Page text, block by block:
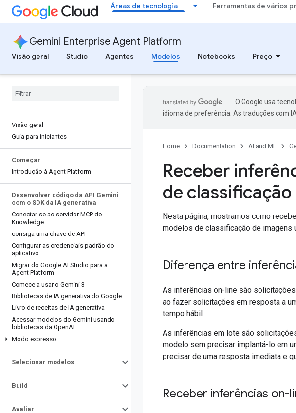
Áreas de tecnologia Ferramentas de vários
Gemini Enterprise Agent Platform
Visão geral
Studio Agentes Modelos Notebooks Preço
Visão geral
Guia para iniciantes
Começar
Introdução à Agent Platform
Desenvolver código da API Gemini
com o SDK da IA generativa
Conectar-se ao servidor MCP do
Knowledge
consiga uma chave de API
Configurar as credenciais padrão do
aplicativo
Migrar do Google AI Studio para a
Agent Platform
Comece a usar o Gemini 3
Bibliotecas de IA generativa do Google
Livro de receitas de IA generativa
Acessar modelos do Gemini usando
bibliotecas da OpenAI
Modo expresso
Selecionar modelos
Build
Avaliar
O Google usa
idioma de preferência. As traduções com
Home Documentation AI and ML
Receber
de
Nesta página, mostramos como
modelos de classificação de imagens
Diferença entre
As inferências on-line são
ao fazer solicitações em resposta a
tempo hábil.
As inferências em lote são
modelo sem precisar implantá-lo em
precisar de uma resposta imediata e
Receber inferências on-